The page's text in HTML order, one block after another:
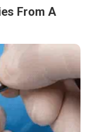
From A